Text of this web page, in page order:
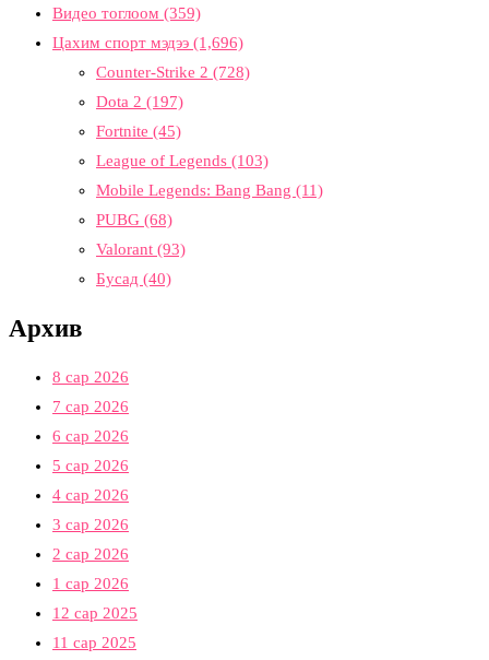
Видео тоглоом (359)
Цахим спорт мэдээ (1,696)
Counter-Strike 2 (728)
Dota 2 (197)
Fortnite (45)
League of Legends (103)
Mobile Legends: Bang Bang (11)
PUBG (68)
Valorant (93)
Бусад (40)
Архив
8 сар 2026
7 сар 2026
6 сар 2026
5 сар 2026
4 сар 2026
3 сар 2026
2 сар 2026
1 сар 2026
12 сар 2025
11 сар 2025